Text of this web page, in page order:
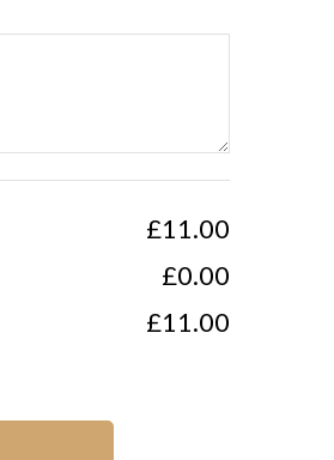
£11.00
£0.00
£11.00